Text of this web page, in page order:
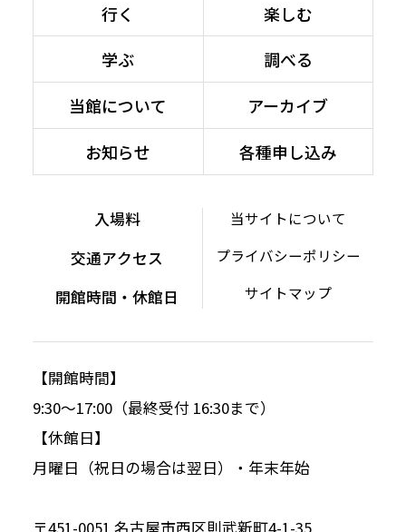
行く
楽しむ
学ぶ
調べる
当館について
アーカイブ
お知らせ
各種申し込み
入場料
交通アクセス
開館時間・休館日
当サイトについて
プライバシーポリシー
サイトマップ
【開館時間】
9:30～17:00（最終受付 16:30まで）
【休館日】
月曜日（祝日の場合は翌日）・年末年始